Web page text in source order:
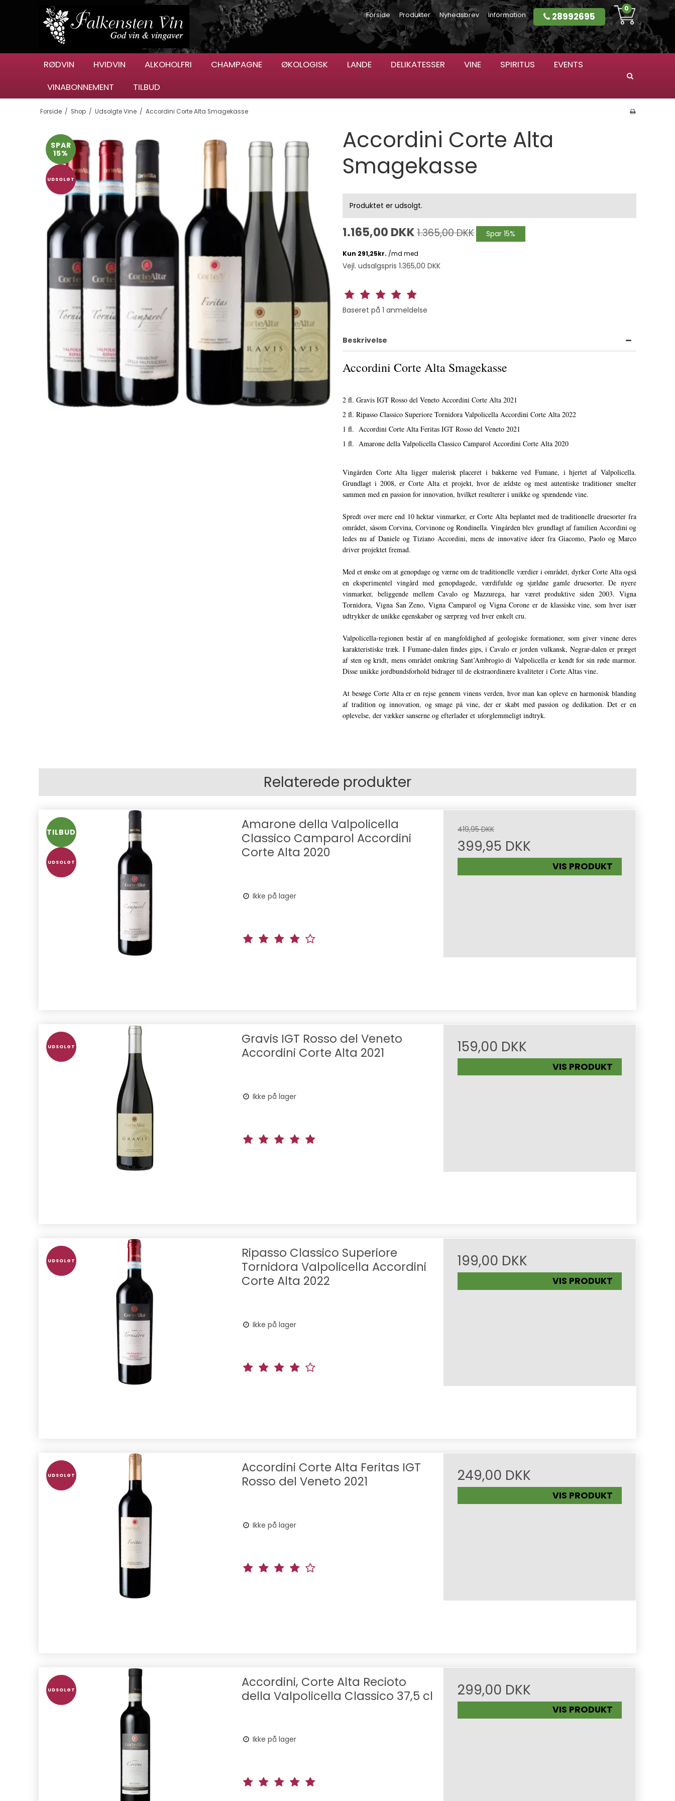
Forside Produkter Nyhedsbrev Information 28992695
0
RØDVIN HVIDVIN ALKOHOLFRI CHAMPAGNE ØKOLOGISK LANDE DELIKATESSER VINE SPIRITUS
EVENTS
VINABONNEMENT
TILBUD
Forside / Shop / Udsolgte Vine / Accordini Corte Alta Smagekasse
SPAR
15%
UDSOLGT
Accordini Corte Alta
Smagekasse
Produktet er udsolgt.
1.165,00 DKK1.365,00 DKK Spar 15%
Vejl. udsalgspris 1.365,00 DKK
Baseret på 1 anmeldelse
Beskrivelse
Accordini Corte Alta Smagekasse
2 fl. Gravis IGT Rosso del Veneto Accordini Corte Alta 2021
2 fl. Ripasso Classico Superiore Tornidora Valpolicella Accordini Corte Alta 2022
1 fl. Accordini Corte Alta Feritas IGT Rosso del Veneto 2021
1 fl. Amarone della Valpolicella Classico Camparol Accordini Corte Alta 2020
Vingården Corte Alta ligger malerisk placeret i bakkerne ved Fumane, i hjertet af Valpolicella.
Grundlagt i 2008, er Corte Alta et projekt, hvor de ældste og mest autentiske traditioner smelter
sammen med en passion for innovation, hvilket resulterer i unikke og spændende vine.
Spredt over mere end 10 hektar vinmarker, er Corte Alta beplantet med de traditionelle druesorter fra
området, såsom Corvina, Corvinone og Rondinella. Vingården blev grundlagt af familien Accordini og
ledes nu af Daniele og Tiziano Accordini, mens de innovative ideer fra Giacomo, Paolo og Marco
driver projektet fremad.
Med et ønske om at genopdage og værne om de traditionelle værdier i området, dyrker Corte Alta også
en eksperimentel vingård med genopdagede, værdifulde og sjældne gamle druesorter. De nyere
vinmarker, beliggende mellem Cavalo og Mazzurega, har været produktive siden 2003. Vigna
Tornidora, Vigna San Zeno, Vigna Camparol og Vigna Corone er de klassiske vine, som hver især
udtrykker de unikke egenskaber og særpræg ved hver enkelt cru.
Valpolicella-regionen består af en mangfoldighed af geologiske formationer, som giver vinene deres
karakteristiske træk. I Fumane-dalen findes gips, i Cavalo er jorden vulkansk, Negrar-dalen er præget
af sten og kridt, mens området omkring Sant’Ambrogio di Valpolicella er kendt for sin røde marmor.
Disse unikke jordbundsforhold bidrager til de ekstraordinære kvaliteter i Corte Altas vine.
At besøge Corte Alta er en rejse gennem vinens verden, hvor man kan opleve en harmonisk blanding
af tradition og innovation, og smage på vine, der er skabt med passion og dedikation. Det er en
oplevelse, der vækker sanserne og efterlader et uforglemmeligt indtryk.
Relaterede produkter
TILBUD
UDSOLGT
Amarone della Valpolicella
Classico Camparol Accordini
Corte Alta 2020
Ikke på lager
419,95 DKK
399,95 DKK
VIS PRODUKT
UDSOLGT
Gravis IGT Rosso del Veneto
Accordini Corte Alta 2021
Ikke på lager
159,00 DKK
VIS PRODUKT
UDSOLGT
Ripasso Classico Superiore
Tornidora Valpolicella Accordini
Corte Alta 2022
Ikke på lager
199,00 DKK
VIS PRODUKT
UDSOLGT
Accordini Corte Alta Feritas IGT
Rosso del Veneto 2021
Ikke på lager
249,00 DKK
VIS PRODUKT
UDSOLGT
Accordini, Corte Alta Recioto
della Valpolicella Classico 37,5 cl
Ikke på lager
299,00 DKK
VIS PRODUKT